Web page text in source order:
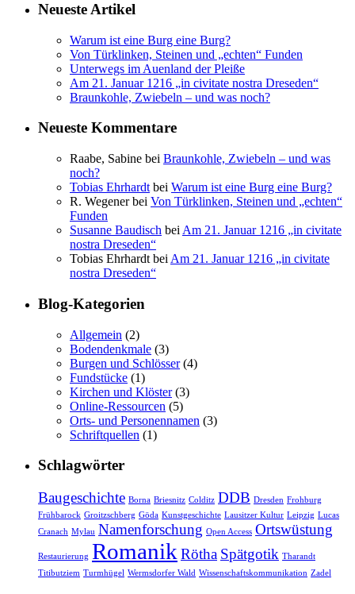
Neueste Artikel
Warum ist eine Burg eine Burg?
Von Türklinken, Steinen und „echten“ Funden
Unterwegs im Auenland der Pleiße
Am 21. Januar 1216 „in civitate nostra Dreseden“
Braunkohle, Zwiebeln – und was noch?
Neueste Kommentare
Raabe, Sabine bei Braunkohle, Zwiebeln – und was
noch?
Tobias Ehrhardt bei Warum ist eine Burg eine Burg?
R. Wegenerbei Von Türklinken, Steinen und „echten“
Funden
Susanne Baudisch bei Am 21. Januar 1216 „in civitate
nostra Dreseden“
Tobias Ehrhardt bei Am 21. Januar 1216 „in civitate
nostra Dreseden“
Blog-Kategorien
Allgemein (2)
Bodendenkmale (3)
Burgen und Schlösser(4)
Fundstücke (1)
Kirchen und Klöster(3)
Online-Ressourcen (5)
Orts- und Personennamen (3)
Schriftquellen (1)
Schlagwörter
Baugeschichte Borna Briesnitz Colditz DDB Dresden Frohburg
Frühbarock Groitzschberg Göda Kunstgeschichte Lausitzer Kultur Leipzig Lucas
Cranach Mylau Namenforschung Open Access Ortswüstung
Restaurierung Romanik Rötha Spätgotik Tharandt
Titibutziem Turmhügel Wermsdorfer Wald Wissenschaftskommunikation Zadel